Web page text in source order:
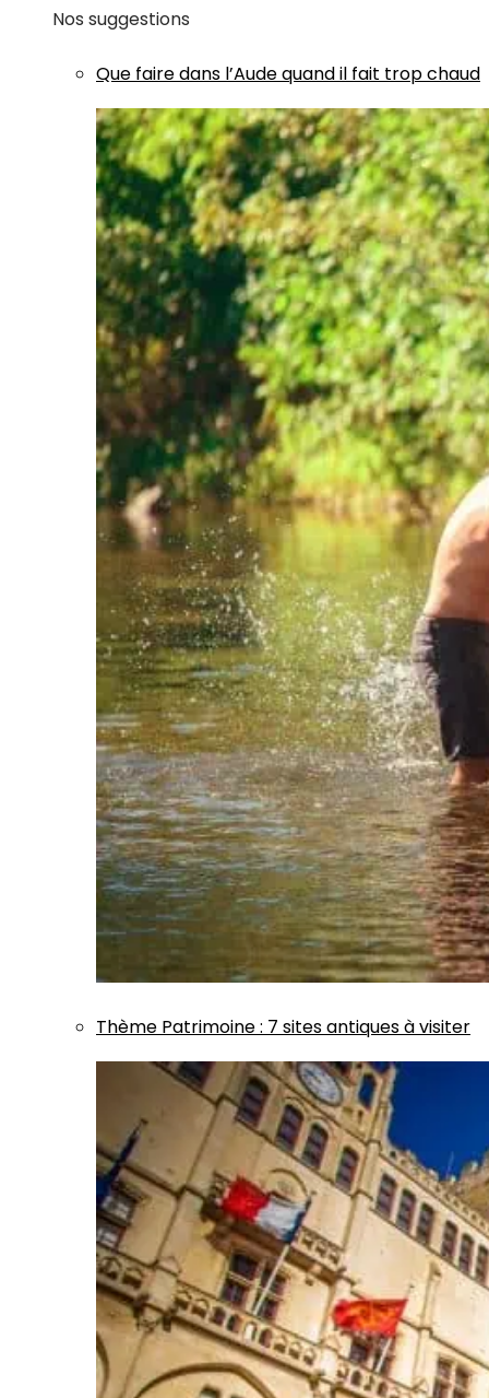
Nos suggestions
Que faire dans l’Aude quand il fait trop chaud
Thème Patrimoine: 7 sites antiques à visiter